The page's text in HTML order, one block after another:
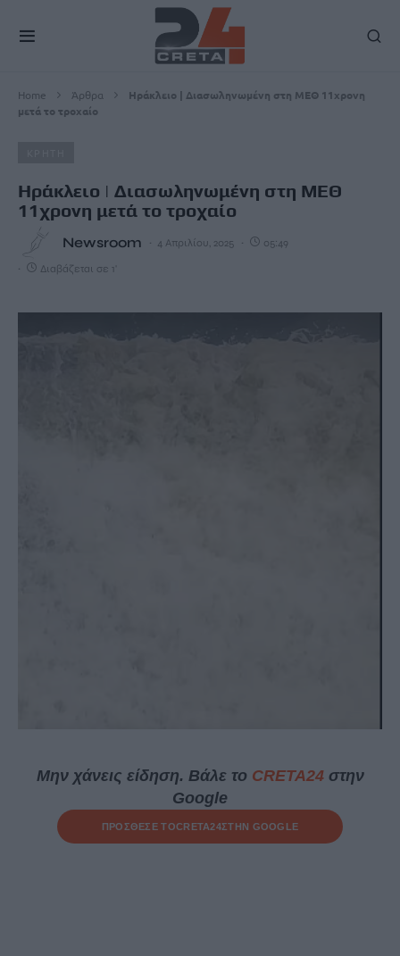
Home Άρθρα
Hράκλειο | Διασωληνωμένη στη ΜΕΘ 11χρονη
μετά το τροχαίο
Hράκλειο | Διασωληνωμένη στη ΜΕΘ
11χρονη μετά το τροχαίο
Newsroom 4 Απριλίου, 2025 05:49
Διαβάζεται σε 1'
Μην χάνεις είδηση. Βάλε το CRETA24στην
Google
ΠΡΟΣΘΕΣΕ ΤΟCRETA24ΣΤΗΝ GOOGLE